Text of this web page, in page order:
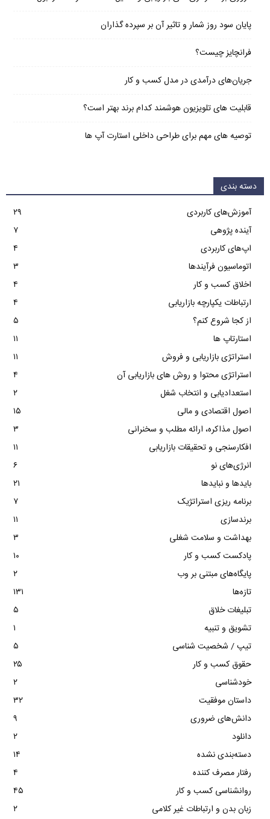
پایان سود روز شمار و تاثیر آن بر سپرده گذاران
فرانچایز چیست؟
جریان‌های درآمدی در مدل کسب و کار
قابلیت های تلویزیون هوشمند کدام برند بهتر است؟
توصیه های مهم برای طراحی داخلی استارت آپ‌ ها
دسته بندی
آموزش‌های کاربردی
۲۹
آینده پژوهی
۷
اپ‌های کاربردی
۴
اتوماسیون فرآیندها
۳
اخلاق کسب و کار
۴
ارتباطات یکپارچه بازاریابی
۴
از کجا شروع کنم؟
۵
استارتاپ ها
۱۱
استراتژی بازاریابی و فروش
۱۱
استراتژی محتوا و روش های بازاریابی آن
۴
استعدادیابی و انتخاب شغل
۲
اصول اقتصادی و مالی
۱۵
اصول مذاکره، ارائه مطلب و سخنرانی
۳
افکارسنجی و تحقیقات بازاریابی
۱۱
انرژی‌های نو
۶
بایدها و نبایدها
۲۱
برنامه ریزی استراتژیک
۷
برندسازی
۱۱
بهداشت و سلامت شغلی
۳
پادکست کسب و کار
۱۰
پایگاه‌های مبتنی بر وب
۲
تازه‌ها
۱۳۱
تبلیغات خلاق
۵
تشویق و تنبیه
۱
تیپ / شخصیت شناسی
۵
حقوق کسب و کار
۲۵
خودشناسی
۲
داستان موفقیت
۳۲
دانش‌های ضروری
۹
دانلود
۲
دسته‌بندی نشده
۱۴
رفتار مصرف کننده
۴
روانشناسی کسب و کار
۴۵
زبان بدن و ارتباطات غیر کلامی
۲